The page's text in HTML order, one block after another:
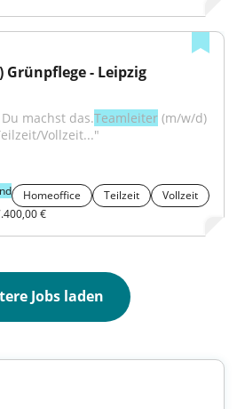
- Leipzig
machst das.Teamleiter (m/w/d)
Vollzeit..."
Homeoffice Teilzeit
Vollzeit
€
Jobs laden